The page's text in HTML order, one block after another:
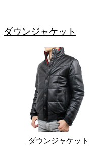
ダウンジャケット
ダウンジャケット